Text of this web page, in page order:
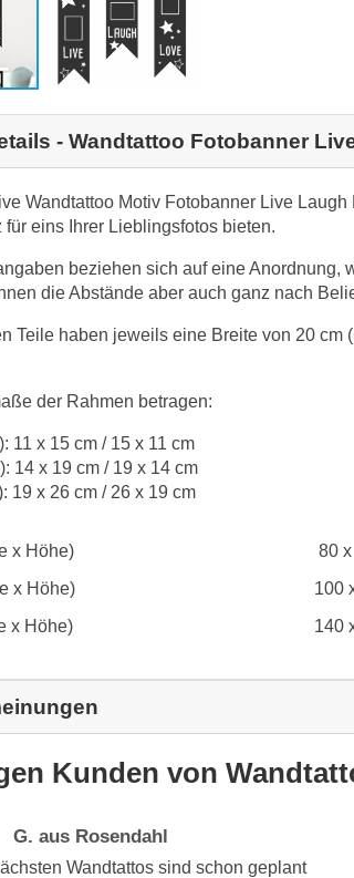
- Wandtattoo Fotobanner
Wandtattoo Motiv Fotobanner Live
für eins Ihrer Lieblingsfotos bieten.
beziehen sich auf eine Anordnung,
die Abstände aber auch ganz nach
Teile haben jeweils eine Breite von 20 cm
der Rahmen betragen:
11 x 15 cm / 15 x 11 cm
14 x 19 cm / 19 x 14 cm
19 x 26 cm / 26 x 19 cm
x Höhe)
80
x Höhe)
100
x Höhe) 140
Kunden von
G. aus Rosendahl
Wandtattos sind schon geplant